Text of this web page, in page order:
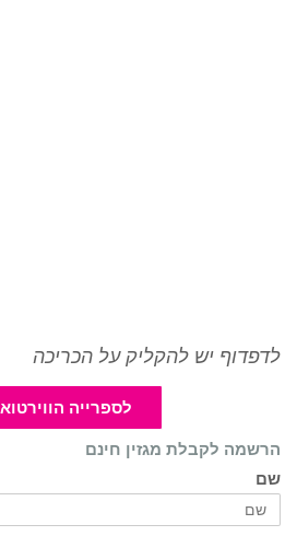
לדפדוף יש להקליק על הכריכה
לספרייה
הרשמה לקבלת מגזין חינם
שם